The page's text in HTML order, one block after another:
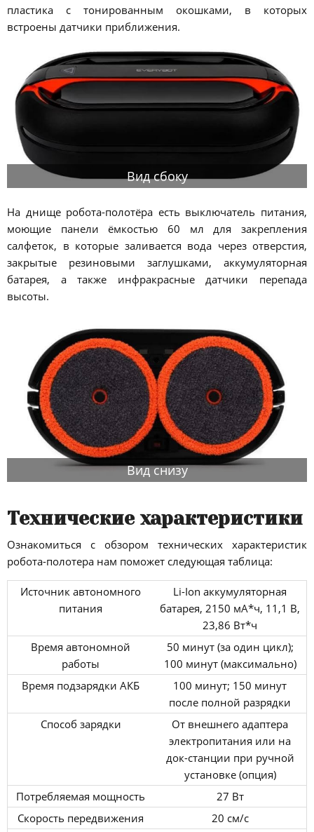
пластика с тонированным окошками, в которых
встроены датчики приближения.
Вид сбоку
На днище робота-полотёра есть выключатель питания,
моющие панели ёмкостью 60 мл для закрепления
салфеток, в которые заливается вода через отверстия,
закрытые резиновыми заглушками, аккумуляторная
батарея, а также инфракрасные датчики перепада
высоты.
Вид снизу
Технические характеристики
Ознакомиться с обзором технических характеристик
робота-полотера нам поможет следующая таблица:
Источник автономного
питания
Li-Ion аккумуляторная
батарея, 2150 мА*ч, 11,1 В,
23,86 Вт*ч
Время автономной
работы
50 минут (за один цикл);
100 минут (максимально)
Время подзарядки АКБ
100 минут; 150 минут
после полной разрядки
Способ зарядки
От внешнего адаптера
электропитания или на
док-станции при ручной
установке (опция)
Потребляемая мощность
27 Вт
Скорость передвижения
20 см/с